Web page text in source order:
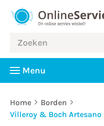
Menu
Home
Borden
Villeroy & Boch